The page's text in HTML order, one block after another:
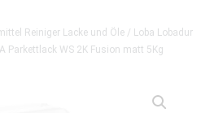
Reiniger Lacke und Öle / Loba Lobadur
Parkettlack WS 2K Fusion matt 5Kg